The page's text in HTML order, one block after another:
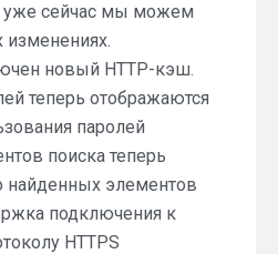
сейчас мы можем
изменениях.
новый HTTP-кэш.
теперь отображаются
паролей
поиска теперь
найденных элементов
подключения к
HTTPS